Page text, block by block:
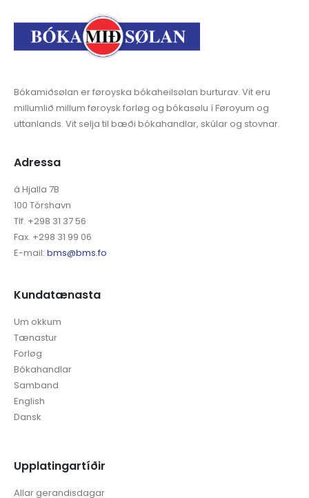
Bókamiðsølan er føroyska bókaheilsølan burturav. Vit eru
millumlið millum føroysk forløg og bókasølu í Føroyum og
uttanlands. Vit selja til bæði bókahandlar, skúlar og stovnar.
Adressa
á Hjalla 7B
100 Tórshavn
Tlf. +298 31 37 56
Fax. +298 31 99 06
E-mail: bms@bms.fo
Kundatænasta
Um okkum
Tænastur
Forløg
Bókahandlar
Samband
English
Dansk
Upplatingartíðir
Allar gerandisdagar